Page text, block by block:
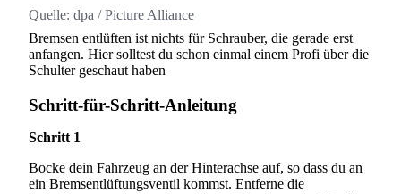
Quelle: dpa / Picture Alliance
Bremsen entlüften ist nichts für Schrauber, die gerade erst
anfangen. Hier solltest du schon einmal einem Profi über die
Schulter geschaut haben
Schritt-für-Schritt-Anleitung
Schritt 1
Bocke dein Fahrzeug an der Hinterachse auf, so dass du an
ein Bremsentlüftungsventil kommst. Entferne die